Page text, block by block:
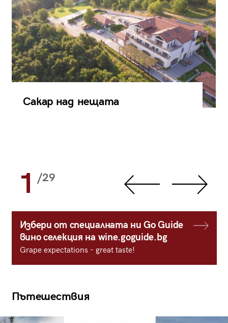
Сакар над нещата
1 /29
Избери от специалната ни Go Guide
вино селекция на wine.goguide.bg
Grape expectations - great taste!
Пътешествия